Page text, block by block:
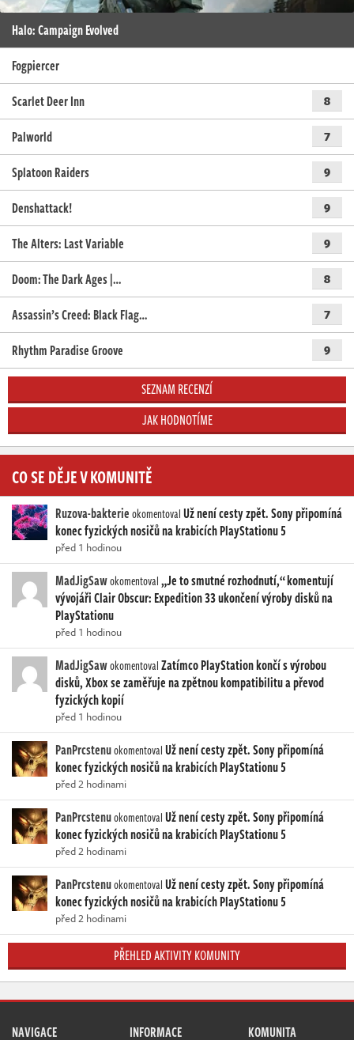
Halo: Campaign Evolved
Fogpiercer
Scarlet Deer Inn
8
Palworld 7
Splatoon Raiders 9
Denshattack! 9
The Alters: Last Variable 9
Doom: The Dark Ages |… 8
Assassin’s Creed: Black Flag… 7
Rhythm Paradise Groove 9
SEZNAM RECENZÍ
JAK HODNOTÍME
CO SE DĚJE V KOMUNITĚ
Ruzova-bakterieokomentovalUž není cesty zpět. Sony připomíná
konec fyzických nosičů na krabicích PlayStationu 5
před 1 hodinou
MadJigSawokomentoval„Je to smutné rozhodnutí,“ komentují
vývojáři Clair Obscur: Expedition 33 ukončení výroby disků na
PlayStationu
před 1 hodinou
MadJigSawokomentovalZatímco PlayStation končí s výrobou
disků, Xbox se zaměřuje na zpětnou kompatibilitu a převod
fyzických kopií
před 1 hodinou
PanPrcstenuokomentovalUž není cesty zpět. Sony připomíná
konec fyzických nosičů na krabicích PlayStationu 5
před 2 hodinami
PanPrcstenuokomentovalUž není cesty zpět. Sony připomíná
konec fyzických nosičů na krabicích PlayStationu 5
před 2 hodinami
PanPrcstenuokomentovalUž není cesty zpět. Sony připomíná
konec fyzických nosičů na krabicích PlayStationu 5
před 2 hodinami
PŘEHLED AKTIVITY KOMUNITY
NAVIGACE INFORMACE KOMUNITA